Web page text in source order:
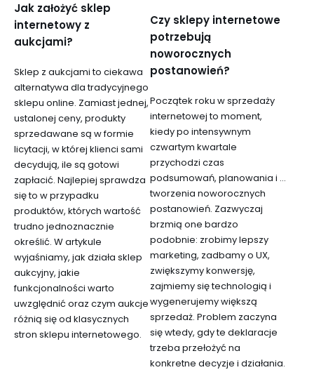
Jak założyć sklep
internetowy z
aukcjami?
Sklep z aukcjami to ciekawa
alternatywa dla tradycyjnego
sklepu online. Zamiast jednej,
ustalonej ceny, produkty
sprzedawane są w formie
licytacji, w której klienci sami
decydują, ile są gotowi
zapłacić. Najlepiej sprawdza
się to w przypadku
produktów, których wartość
trudno jednoznacznie
określić. W artykule
wyjaśniamy, jak działa sklep
aukcyjny, jakie
funkcjonalności warto
uwzględnić oraz czym aukcje
różnią się od klasycznych
stron sklepu internetowego.
Czy sklepy internetowe
potrzebują
noworocznych
postanowień?
Początek roku w sprzedaży
internetowej to moment,
kiedy po intensywnym
czwartym kwartale
przychodzi czas
podsumowań, planowania i …
tworzenia noworocznych
postanowień. Zazwyczaj
brzmią one bardzo
podobnie: zrobimy lepszy
marketing, zadbamy o UX,
zwiększymy konwersję,
zajmiemy się technologią i
wygenerujemy większą
sprzedaż. Problem zaczyna
się wtedy, gdy te deklaracje
trzeba przełożyć na
konkretne decyzje i działania.